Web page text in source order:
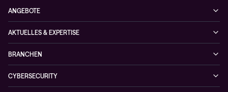
ANGEBOTE
Netzwerke
Hybrid cloud
Observability
AKTUELLES & EXPERTISE
Cases
News
BRANCHEN
Finance
CYBERSECURITY